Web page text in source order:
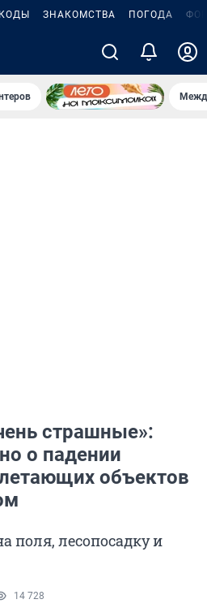
ЗНАКОМСТВА ПОГОДА
страшные»:
о падении
объектов
поля, лесопосадку и
14 728